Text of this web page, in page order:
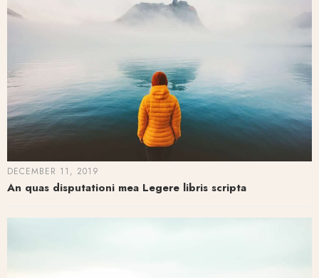
DECEMBER 11, 2019
An quas disputationi mea Legere libris scripta